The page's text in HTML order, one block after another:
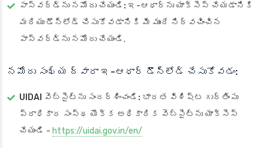
పాస్‌వర్డ్‌ను నమోదు చేయండి: ఇ-ఆధార్‌ను యాక్సెస్ చేయడానికి
మరియు డౌన్‌లోడ్ చేసుకోవడానికి మీ ముందే నిర్వచించిన
పాస్‌వర్డ్‌ను నమోదు చేయండి.
నమోదు సంఖ్య ద్వారా ఇ-ఆధార్ డౌన్‌లోడ్ చేసుకోవడం:
UIDAI వెబ్‌సైట్‌ను సందర్శించండి: భారత విశిష్ట గుర్తింపు
ప్రాధికార సంస్థ యొక్క అధికారిక వెబ్‌సైట్‌ను యాక్సెస్
చేయండి - https://uidai.gov.in/en/